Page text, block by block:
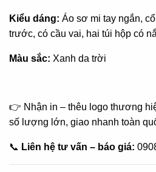
Kiểu dáng: Áo sơ mi tay ngắn,
trước, có cầu vai, hai túi hộp có
Màu sắc: Xanh da trời
👉 Nhận in – thêu logo thương
số lượng lớn, giao nhanh toàn
📞 Liên hệ tư vấn – báo giá: